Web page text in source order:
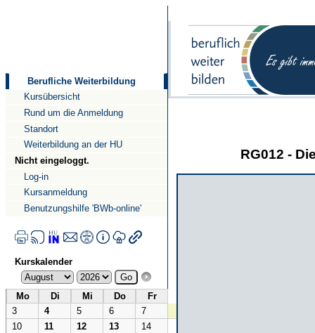
Berufliche Weiterbildung
Kursübersicht
Rund um die Anmeldung
Standort
Weiterbildung an der HU
Nicht eingeloggt.
Log-in
Kursanmeldung
Benutzungshilfe 'BWb-online'
Kurskalender
Mo Di Mi Do
Fr
3
4 5 6
7
10
11 12 13
14
RG012 -